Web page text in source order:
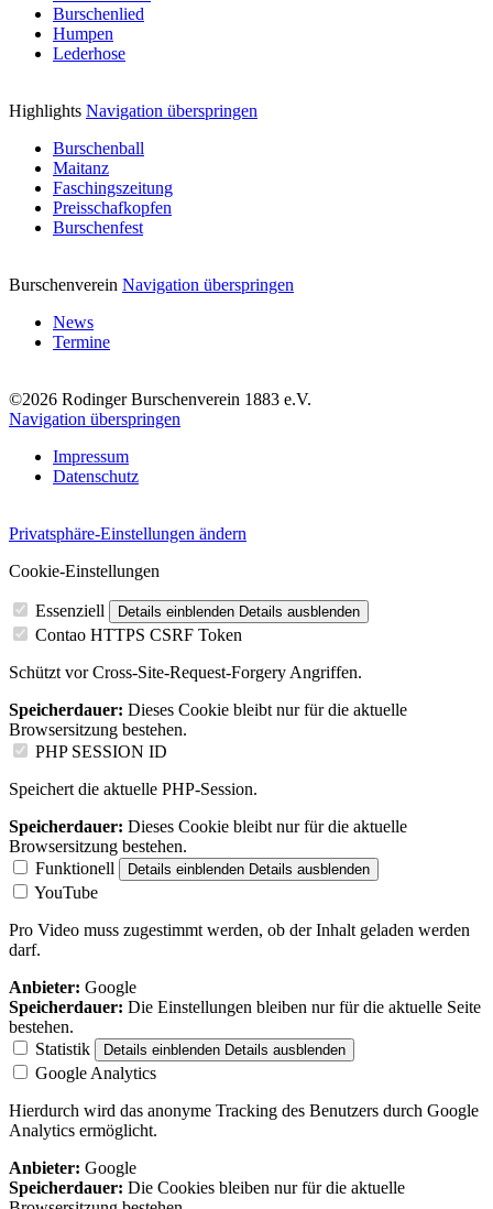
Burschenlied
Humpen
Lederhose
Highlights Navigation überspringen
Burschenball
Maitanz
Faschingszeitung
Preisschafkopfen
Burschenfest
Burschenverein Navigation überspringen
News
Termine
©2026 Rodinger Burschenverein 1883 e.V.
Navigation überspringen
Impressum
Datenschutz
Privatsphäre-Einstellungen ändern
Cookie-Einstellungen
Essenziell Details einblenden Details ausblenden
Contao HTTPS CSRF Token
Schützt vor Cross-Site-Request-Forgery Angriffen.
Speicherdauer: Dieses Cookie bleibt nur für die aktuelle
Browsersitzung bestehen.
PHP SESSION ID
Speichert die aktuelle PHP-Session.
Speicherdauer: Dieses Cookie bleibt nur für die aktuelle
Browsersitzung bestehen.
Funktionell
Details einblenden Details ausblenden
YouTube
Pro Video muss zugestimmt werden, ob der Inhalt geladen werden
darf.
Anbieter: Google
Speicherdauer: Die Einstellungen bleiben nur für die aktuelle Seite
bestehen.
Statistik
Details einblenden Details ausblenden
Google Analytics
Hierdurch wird das anonyme Tracking des Benutzers durch Google
Analytics ermöglicht.
Anbieter: Google
Speicherdauer: Die Cookies bleiben nur für die aktuelle